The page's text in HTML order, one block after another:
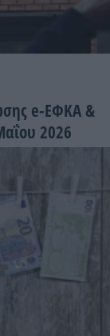
e-ΕΦΚΑ &
2026